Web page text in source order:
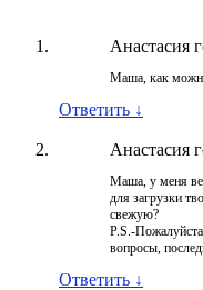
Анастасия
Маша, как
Ответить ↓
Анастасия
Маша, у меня
для загрузки
свежую?
P.S.-
вопросы,
Ответить ↓